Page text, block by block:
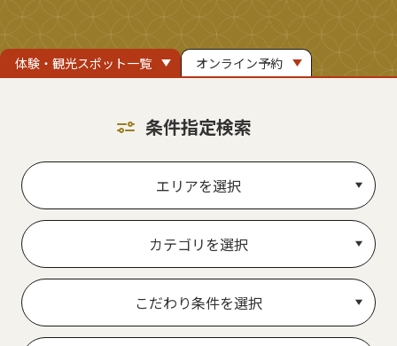
体験・観光スポット一覧 オンライン予約
条件指定検索
エリアを選択
カテゴリを選択
こだわり条件を選択